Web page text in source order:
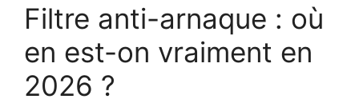
Filtre anti-arnaque : où
en est-on vraiment en
2026 ?